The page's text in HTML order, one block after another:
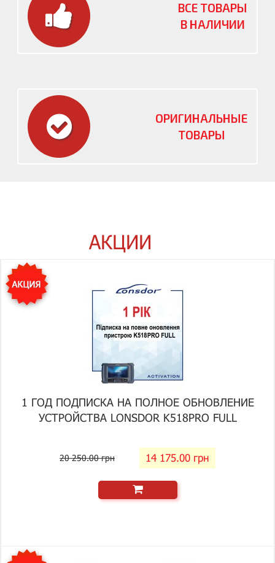
ВСЕ ТОВАРЫ
В НАЛИЧИИ
ОРИГИНАЛЬНЫЕ
ТОВАРЫ
АКЦИИ
1 ГОД ПОДПИСКА НА ПОЛНОЕ ОБНОВЛЕНИЕ
УСТРОЙСТВА LONSDOR K518PRO FULL
20 250.00 грн 14 175.00 грн